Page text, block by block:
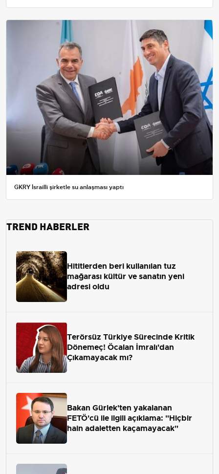
GKRY İsrailli şirketle su anlaşması yaptı
TREND HABERLER
Hititlerden beri kullanılan tuz
mağarası kültür ve sanatın yeni
adresi oldu
Terörsüz Türkiye Sürecinde Kritik
Dönemeç! Öcalan İmralı'dan
Çıkamayacak mı?
Bakan Gürlek'ten yakalanan
FETÖ'cü ile ilgili açıklama: "Hiçbir
hain adaletten kaçamayacak"